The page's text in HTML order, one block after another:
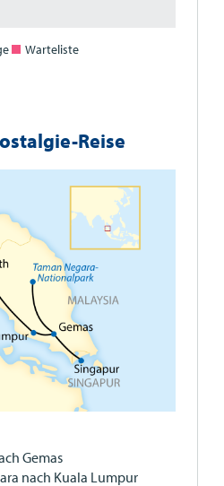
Warteliste
Reise
Gemas
nach Kuala Lumpur